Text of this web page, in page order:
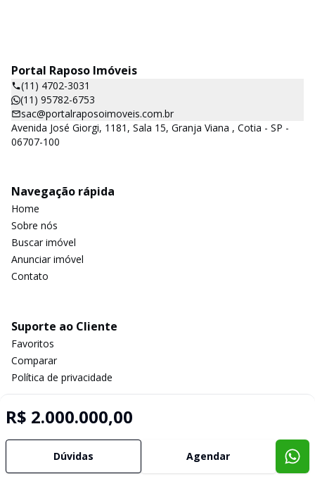
R$ 2.000.000,00
Dúvidas Agendar
Portal Raposo Imóveis
(11) 4702-3031
(11) 95782-6753
sac@portalraposoimoveis.com.br
Avenida José Giorgi, 1181, Sala 15, Granja Viana , Cotia - SP -
06707-100
Navegação rápida
Home
Sobre nós
Buscar imóvel
Anunciar imóvel
Contato
Suporte ao Cliente
Favoritos
Comparar
Política de privacidade
Selo de Tecnologia Loft